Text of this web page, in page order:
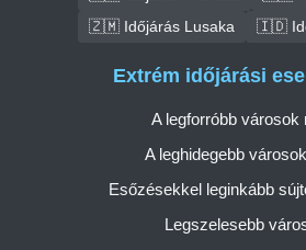
🇿🇲 Időjárás Lusaka
🇮🇩
Extrém időjárási
A legforróbb városok
A leghidegebb
Esőzésekkel leginkább
Legszelesebb